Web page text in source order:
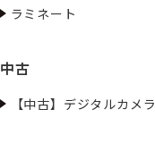
ラミネート
中古
【中古】デジタルカメラ